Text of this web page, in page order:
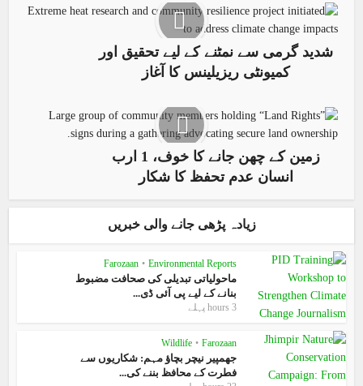
شدید گرمی سے نمٹنے کے لیے تحقیق اور
کمیونٹی ریزیلینس کا آغاز
زمین کے چھن جانے کا خوف، 1 ارب
انسان عدم تحفظ کا شکار
زیادہ پڑھی جانے والی خبریں
Environmental Reports
•
Farozaan
ماحولیاتی تبدیلی کی صحافت مضبوط
بنانے کے لیے پی آئی ڈی...
3 hours پہلے
Farozaan
•
Wildlife
جھمپیر نیچر بچاؤ مہم: شکاریوں سے
فطرت کے محافظ بننے کی...